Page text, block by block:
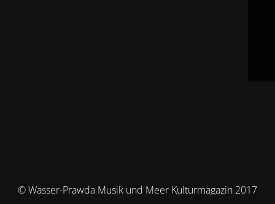
© Wasser-Prawda Musik und Meer Kulturmagazin 2017